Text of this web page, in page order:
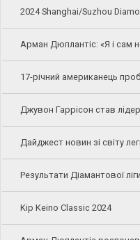
2024 Shanghai/Suzhou
Арман Дюплантіс: «Я і сам
17-річний американець
Джувон Гаррісон став
Дайджест новин зі світу
Результати Діамантової
Kip Keino Classic 2024